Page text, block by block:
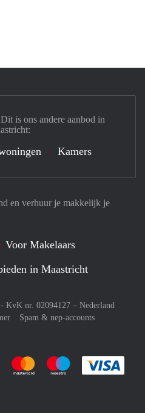
en verhuur je makkelijk je
Voor Makelaars
in Maastricht
KvK nr. 02094127 – Nederland
Spam & nep-accounts
Je rekent gemakkelijk af met Paypal
Je rekent gemakkelijk af met
Je rekent
is ons andere aanbod in
Kamers